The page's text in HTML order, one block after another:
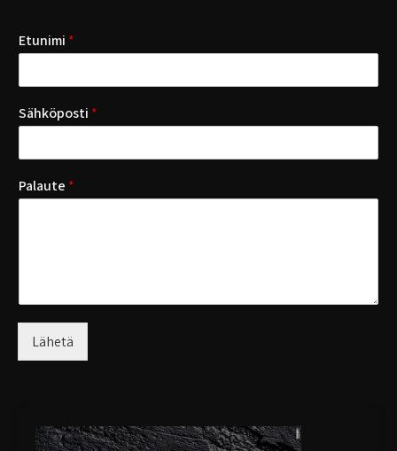
Etunimi *
Sähköposti *
Palaute *
Lähetä